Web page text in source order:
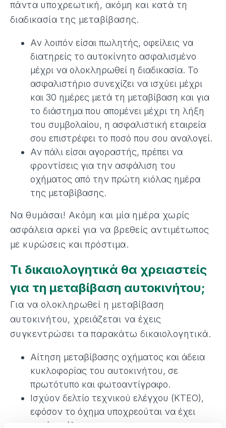
πάντα υποχρεωτική, ακόμη και κατά τη
διαδικασία της μεταβίβασης.
Αν λοιπόν είσαι πωλητής, οφείλεις να
διατηρείς το αυτοκίνητο ασφαλισμένο
μέχρι να ολοκληρωθεί η διαδικασία. Το
ασφαλιστήριο συνεχίζει να ισχύει μέχρι
και 30 ημέρες μετά τη μεταβίβαση και για
το διάστημα που απομένει μέχρι τη λήξη
του συμβολαίου, η ασφαλιστική εταιρεία
σου επιστρέφει το ποσό που σου αναλογεί.
Αν πάλι είσαι αγοραστής, πρέπει να
φροντίσεις για την ασφάλιση του
οχήματος από την πρώτη κιόλας ημέρα
της μεταβίβασης.
Να θυμάσαι! Ακόμη και μία ημέρα χωρίς
ασφάλεια αρκεί για να βρεθείς αντιμέτωπος
με κυρώσεις και πρόστιμα.
Τι δικαιολογητικά θα χρειαστείς
για τη μεταβίβαση αυτοκινήτου;
Για να ολοκληρωθεί η μεταβίβαση
αυτοκινήτου, χρειάζεται να έχεις
συγκεντρώσει τα παρακάτω δικαιολογητικά.
Αίτηση μεταβίβασης οχήματος και άδεια
κυκλοφορίας του αυτοκινήτου, σε
πρωτότυπο και φωτοαντίγραφο.
Ισχύον δελτίο τεχνικού ελέγχου (ΚΤΕΟ),
εφόσον το όχημα υποχρεούται να έχει
περάσει έλεγχο.